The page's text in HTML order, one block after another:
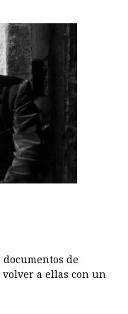
de
volver a ellas con un